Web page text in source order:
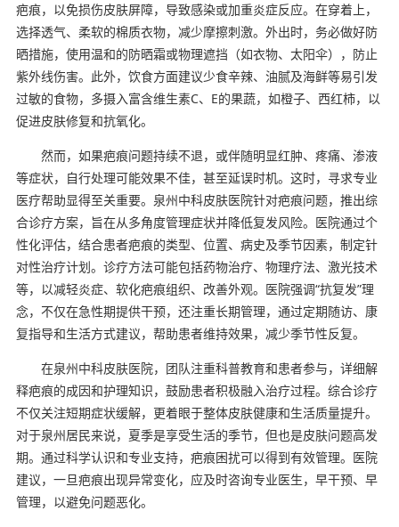
疤痕，以免损伤皮肤屏障，导致感染或加重炎症反应。在穿着上，
选择透气、柔软的棉质衣物，减少摩擦刺激。外出时，务必做好防
晒措施，使用温和的防晒霜或物理遮挡（如衣物、太阳伞），防止
紫外线伤害。此外，饮食方面建议少食辛辣、油腻及海鲜等易引发
过敏的食物，多摄入富含维生素C、E的果蔬，如橙子、西红柿，以
促进皮肤修复和抗氧化。
然而，如果疤痕问题持续不退，或伴随明显红肿、疼痛、渗液
等症状，自行处理可能效果不佳，甚至延误时机。这时，寻求专业
医疗帮助显得至关重要。泉州中科皮肤医院针对疤痕问题，推出综
合诊疗方案，旨在从多角度管理症状并降低复发风险。医院通过个
性化评估，结合患者疤痕的类型、位置、病史及季节因素，制定针
对性治疗计划。诊疗方法可能包括药物治疗、物理疗法、激光技术
等，以减轻炎症、软化疤痕组织、改善外观。医院强调“抗复发”理
念，不仅在急性期提供干预，还注重长期管理，通过定期随访、康
复指导和生活方式建议，帮助患者维持效果，减少季节性反复。
在泉州中科皮肤医院，团队注重科普教育和患者参与，详细解
释疤痕的成因和护理知识，鼓励患者积极融入治疗过程。综合诊疗
不仅关注短期症状缓解，更着眼于整体皮肤健康和生活质量提升。
对于泉州居民来说，夏季是享受生活的季节，但也是皮肤问题高发
期。通过科学认识和专业支持，疤痕困扰可以得到有效管理。医院
建议，一旦疤痕出现异常变化，应及时咨询专业医生，早干预、早
管理，以避免问题恶化。